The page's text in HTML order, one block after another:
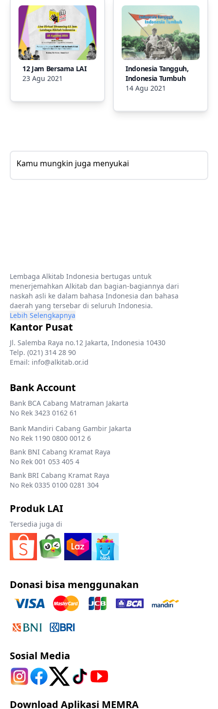
12 Jam Bersama LAI
23 Agu 2021
Indonesia Tangguh,
Indonesia Tumbuh
14 Agu 2021
Kamu mungkin juga menyukai
Lembaga Alkitab Indonesia bertugas untuk
menerjemahkan Alkitab dan bagian-bagiannya dari
naskah asli ke dalam bahasa Indonesia dan bahasa
daerah yang tersebar di seluruh Indonesia.
Lebih Selengkapnya
Kantor Pusat
Jl. Salemba Raya no.12 Jakarta, Indonesia 10430
Telp. (021) 314 28 90
Email: info@alkitab.or.id
Bank Account
Bank BCA Cabang Matraman Jakarta
No Rek 3423 0162 61
Bank Mandiri Cabang Gambir Jakarta
No Rek 1190 0800 0012 6
Bank BNI Cabang Kramat Raya
No Rek 001 053 405 4
Bank BRI Cabang Kramat Raya
No Rek 0335 0100 0281 304
Produk LAI
Tersedia juga di
Donasi bisa menggunakan
Sosial Media
Download Aplikasi MEMRA